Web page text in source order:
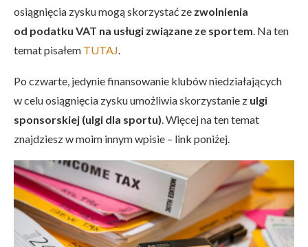
osiągnięcia zysku mogą skorzystać ze zwolnienia
od podatku VAT na usługi związane ze sportem. Na ten
temat pisałem TUTAJ.
Po czwarte, jedynie finansowanie klubów niedziałających
w celu osiągnięcia zysku umożliwia skorzystanie z ulgi
sponsorskiej (ulgi dla sportu). Więcej na ten temat
znajdziesz w moim innym wpisie – link poniżej.